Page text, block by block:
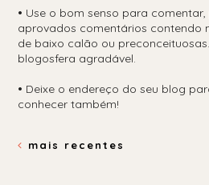
• Use o bom senso para
aprovados comentários contendo
de baixo calão ou
blogosfera agradável.
• Deixe o endereço do seu blog
conhecer também!
mais recentes